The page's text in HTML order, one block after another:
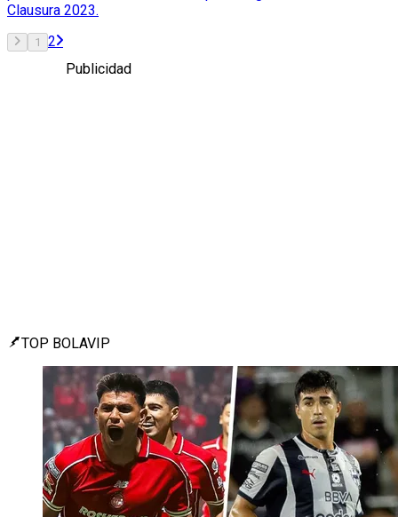
Clausura 2023.
1
2
Publicidad
TOP BOLAVIP